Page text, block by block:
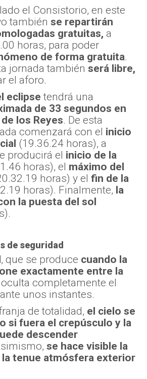
el Consistorio, en este
también se repartirán
gratuitas, a
horas, para poder
de forma gratuita.
jornada también será libre,
el aforo.
eclipse tendrá una
de 33 segundos en
los Reyes. De esta
comenzará con el inicio
(19.36.24 horas), a
producirá el inicio de la
horas), el máximo del
horas) y el fin de la
horas). Finalmente, la
la puesta del sol
de seguridad
, que se produce cuando la
exactamente entre la
oculta completamente el
unos instantes.
de totalidad, el cielo se
si fuera el crepúsculo y la
descender
se hace visible la
tenue atmósfera exterior